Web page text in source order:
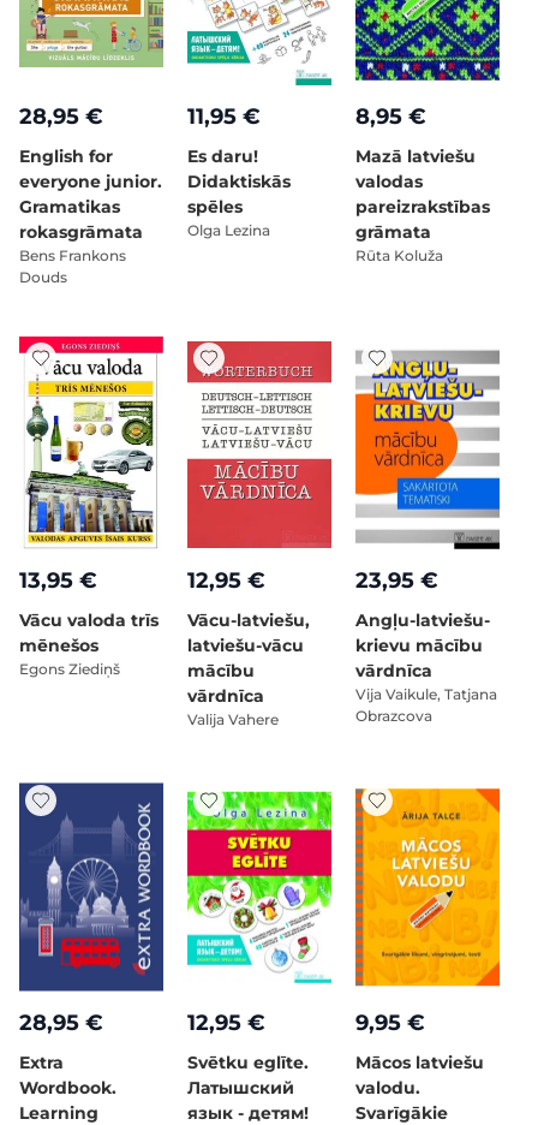
28,95 €
English for
everyone junior.
Gramatikas
rokasgrāmata
Bens Frankons
Douds
11,95 €
Es daru!
Didaktiskās
spēles
Olga Lezina
8,95 €
Mazā latviešu
valodas
pareizrakstības
grāmata
Rūta Koluža
13,95 €
Vācu valoda trīs
mēnešos
Egons Ziediņš
12,95 €
Vācu-latviešu,
latviešu-vācu
mācību
vārdnīca
Valija Vahere
23,95 €
Angļu-latviešu-
krievu mācību
vārdnīca
Vija Vaikule, Tatjana
Obrazcova
28,95 €
Extra
Wordbook.
Learning
12,95 €
Svētku eglīte.
Латышский
язык - детям!
9,95 €
Mācos latviešu
valodu.
Svarīgākie